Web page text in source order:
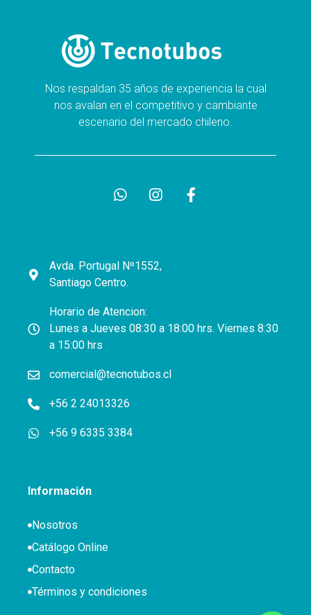
Nos respaldan 35 años de experiencia la cual
nos avalan en el competitivo y cambiante
escenario del mercado chileno.
Avda. Portugal Nº1552,
Santiago Centro.
Horario de Atencion:
Lunes a Jueves 08:30 a 18:00 hrs. Viernes 8:30
a 15:00 hrs
comercial@tecnotubos.cl
+56 2 24013326
+56 9 6335 3384
Información
Nosotros
Catálogo Online
Contacto
Términos y condiciones